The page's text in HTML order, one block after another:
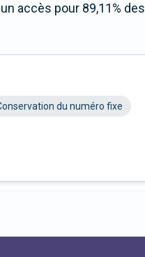
accès pour 89,11% des
du numéro fixe